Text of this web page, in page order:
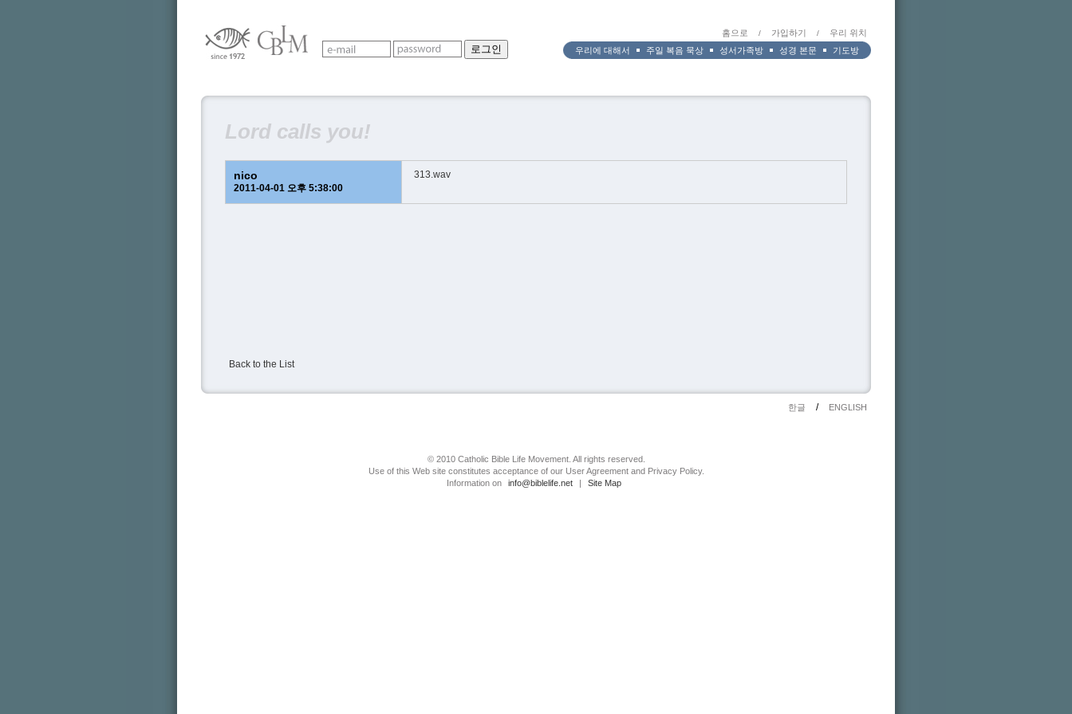
홈으로 / 가입하기 /
우리 위치
우리에 대해서
주일 복음 묵상 성서가족방 성경 본문 기도방
Lord calls you!
nico
2011-04-01 오후 5:38:00
313.wav
Back to the List
한글 / ENGLISH
© 2010 Catholic Bible Life Movement. All rights reserved.
Use of this Web site constitutes acceptance of our User Agreement and Privacy Policy.
Information on
info@biblelife.net | Site Map